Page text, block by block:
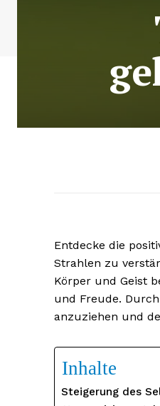
Entdecke die
Strahlen zu
Körper und Geist
und Freude.
anzuziehen und
Inhalte
Steigerung des